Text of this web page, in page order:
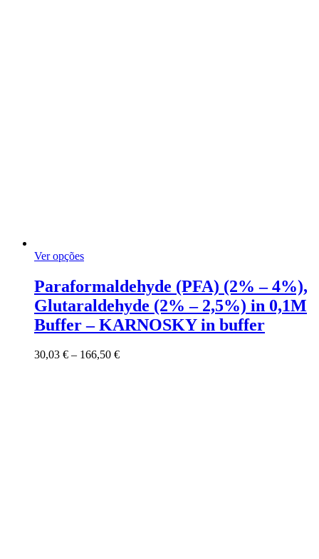
Ver opçõesThis
multiple
variants.
The
options
be
Paraformaldehyde (PFA) (2% – 4%),
Glutaraldehyde (2% – 2,5%) in 0,1M
Buffer – KARNOSKY in buffer
30,03 € – 166,50 €Price